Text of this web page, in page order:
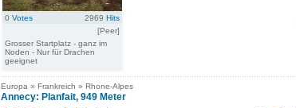
0 Votes 2969 Hits
[Peer]
Grosser Startplatz - ganz im
Noden - Nur für Drachen
geeignet
Europa » Frankreich » Rhone-Alpes
Annecy: Planfait, 949 Meter